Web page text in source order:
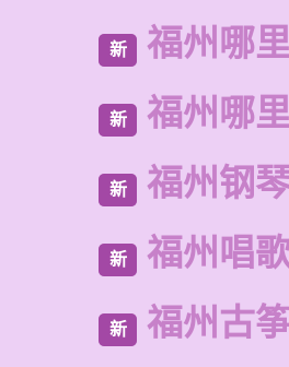
新 福州哪
新 福州哪
新 福州钢
新 福州唱
新 福州古